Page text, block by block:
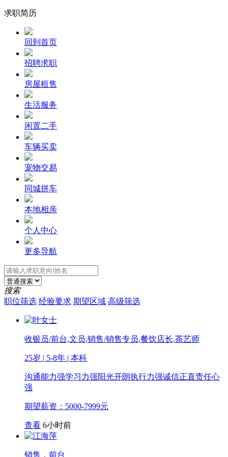
求职简历
回到首页
招聘求职
房屋租售
生活服务
闲置二手
车辆买卖
宠物交易
同城拼车
本地相亲
个人中心
更多导航
搜索
职位筛选 经验要求 期望区域 高级筛选
收银员/前台,文员,销售/销售专员,餐饮店长,茶艺师
25岁 | 5-8年 | 本科
沟通能力强学习力强阳光开朗执行力强诚信正直责任心
强
期望薪资：5000-7999元
查看 6小时前
销售，前台